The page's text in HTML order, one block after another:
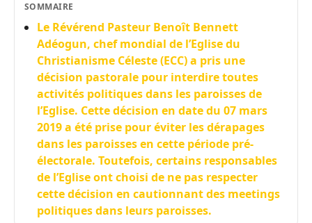
SOMMAIRE
Le Révérend Pasteur Benoît Bennett
Adéogun, chef mondial de l’Eglise du
Christianisme Céleste (ECC) a pris une
décision pastorale pour interdire toutes
activités politiques dans les paroisses de
l’Eglise. Cette décision en date du 07 mars
2019 a été prise pour éviter les dérapages
dans les paroisses en cette période pré-
électorale. Toutefois, certains responsables
de l’Eglise ont choisi de ne pas respecter
cette décision en cautionnant des meetings
politiques dans leurs paroisses.